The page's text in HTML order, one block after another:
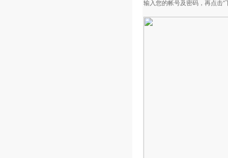
输入您的帐号及密码，再点击“